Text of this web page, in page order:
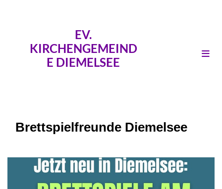
EV.
KIRCHENGEMEIND
E DIEMELSEE
Brettspielfreunde Diemelsee